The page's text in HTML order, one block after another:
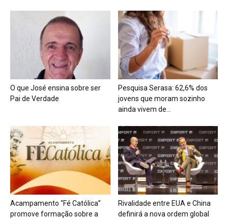
O que José ensina sobre ser
Pai de Verdade
Pesquisa Serasa: 62,6% dos
jovens que moram sozinho
ainda vivem de...
Acampamento “Fé Católica”
promove formação sobre a
Rivalidade entre EUA e China
definirá a nova ordem global